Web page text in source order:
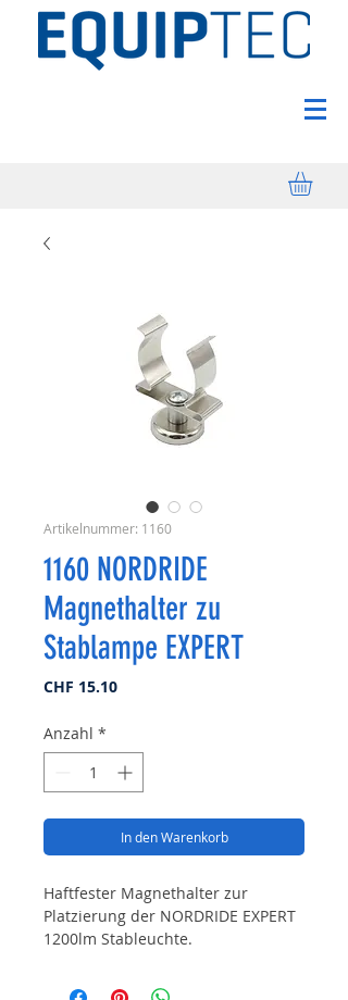
Artikelnummer: 1160
1160 NORDRIDE
Magnethalter zu
Stablampe EXPERT
CHF 15.10Preis
Anzahl *
In den Warenkorb
Haftfester Magnethalter zur
Platzierung der NORDRIDE EXPERT
1200lm Stableuchte.